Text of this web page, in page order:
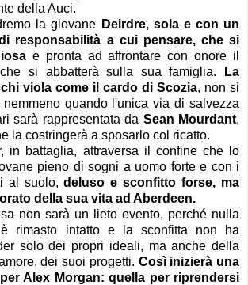
della Auci.
la giovane Deirdre, sola e con un
responsabilità a cui pensare, che si
e pronta ad affrontare con onore il
si abbatterà sulla sua famiglia.
La
viola come il cardo di Scozia, non si
nemmeno quando l'unicavia di salvezza
sarà rappresentata da Sean Mourdant,
la costringerà a sposarlo col ricatto.
in battaglia, attraversa il confine che lo
pieno di sogni a uomo forte e con i
al suolo, deluso e sconfitto forse, ma
della sua vita ad Aberdeen.
non sarà un lieto evento, perché nulla
rimasto intatto e la sconfitta non ha
solo dei propri ideali, ma anche della
dei suoi progetti. Così inizierà una
Alex Morgan: quella per riprendersi